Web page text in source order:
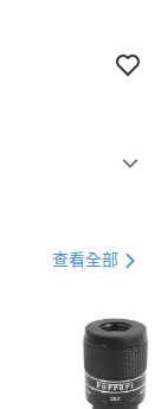
查看全部